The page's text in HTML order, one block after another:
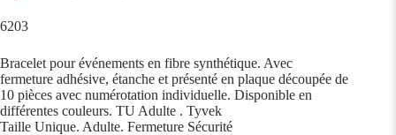
6203
Bracelet pour événements en fibre synthétique. Avec
fermeture adhésive, étanche et présenté en plaque découpée de
10 pièces avec numérotation individuelle. Disponible en
différentes couleurs. TU Adulte . Tyvek
Taille Unique. Adulte. Fermeture Sécurité